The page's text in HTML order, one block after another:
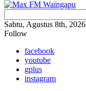
Sabtu, Agustus 8th, 2026
Follow
facebook
youtube
gplus
instagram